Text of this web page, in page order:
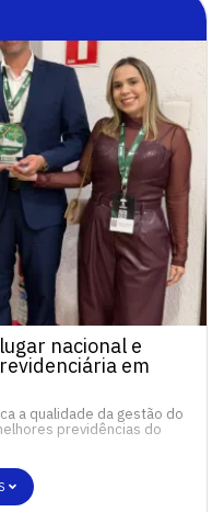
nacional e
em
a qualidade da gestão do
previdências do